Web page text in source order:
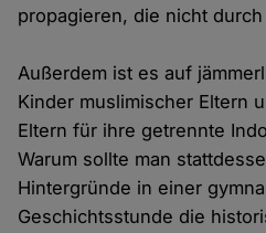
propagieren, die nicht
Außerdem ist es auf
Kinder muslimischer Eltern
Eltern für ihre getrennte
Warum sollte man
Hintergründe in einer
Geschichtsstunde die